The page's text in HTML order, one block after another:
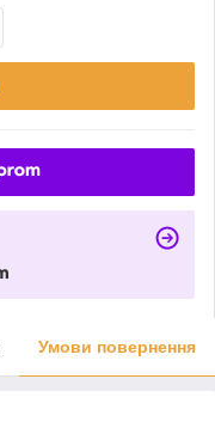
Умови повернення